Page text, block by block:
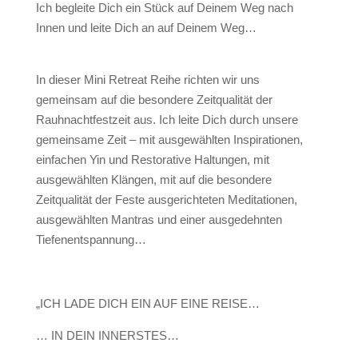
Ich begleite Dich ein Stück auf Deinem Weg nach
Innen und leite Dich an auf Deinem Weg…
In dieser Mini Retreat Reihe richten wir uns
gemeinsam auf die besondere Zeitqualität der
Rauhnachtfestzeit aus. Ich leite Dich durch unsere
gemeinsame Zeit – mit ausgewählten Inspirationen,
einfachen Yin und Restorative Haltungen, mit
ausgewählten Klängen, mit auf die besondere
Zeitqualität der Feste ausgerichteten Meditationen,
ausgewählten Mantras und einer ausgedehnten
Tiefenentspannung…
„ICH LADE DICH EIN AUF EINE REISE…
… IN DEIN INNERSTES…